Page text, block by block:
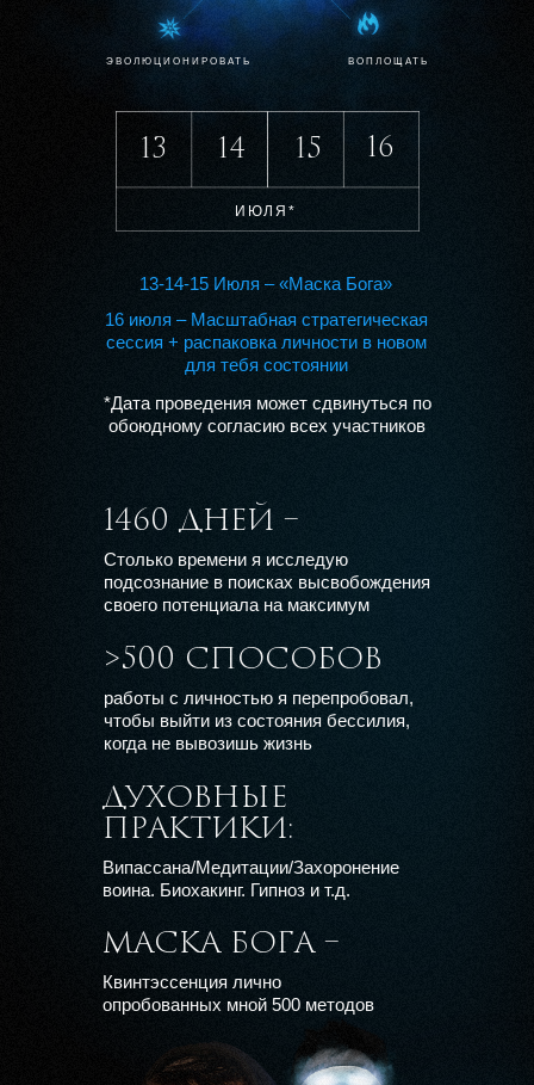
ВОПЛОЩАТЬ
ЭВОЛЮЦИОНИРОВАТЬ
16
15
14
13
ИЮЛЯ*
16 июля – Масштабная стратегическая
сессия + распаковка личности в новом
для тебя состоянии
13-14-15 Июля – «Маска Бога»
1460 ДНЕЙ –
Столько времени я исследую
подсознание в поисках высвобождения
своего потенциала на максимум
>500 СПОСОБОВ
МАСКА БОГА –
Квинтэссенция лично
опробованных мной 500 методов
Випассана/Медитации/Захоронение
воина. Биохакинг. Гипноз и т.д.
ДУХОВНЫЕ
ПРАКТИКИ:
работы с личностью я перепробовал,
чтобы выйти из состояния бессилия,
когда не вывозишь жизнь
*Дaтa проведения может сдвинуться по
обоюдному соглacию всех учacтников